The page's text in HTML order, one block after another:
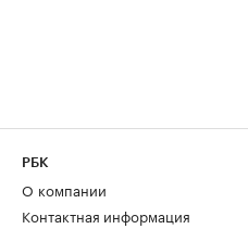
РБК
О компании
Контактная информация